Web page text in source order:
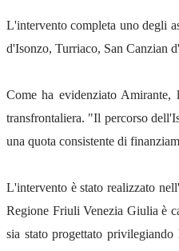
L'intervento completa uno degli
d'Isonzo, Turriaco, San Canzian
Come ha evidenziato
transfrontaliera. "Il percorso
una quota consistente di
L'intervento è stato realizzato
Regione Friuli Venezia Giulia è
sia stato progettato